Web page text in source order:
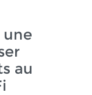
une
au